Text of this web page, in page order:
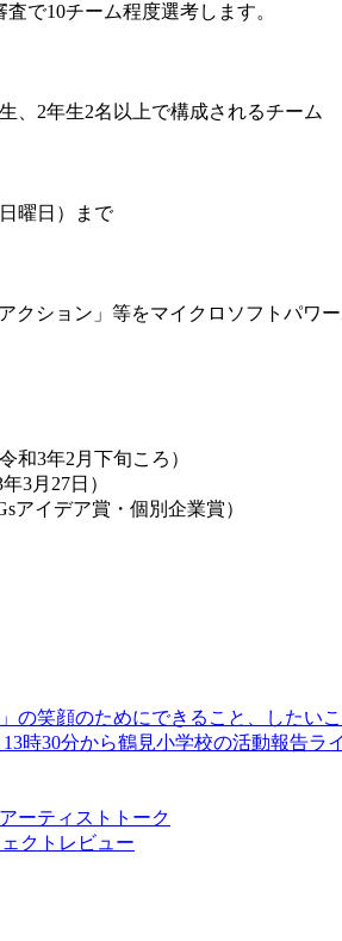
で10チーム程度選考します。
、2年生2名以上で構成されるチーム
曜日）まで
クション」等をマイクロソフトパワ
和3年2月下旬ころ）
3月27日）
アイデア賞・個別企業賞）
の笑顔のためにできること、したい
13時30分から鶴見小学校の活動報告
ーティストトーク
クトレビュー